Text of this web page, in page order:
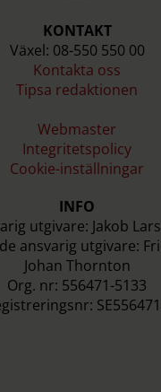
KONTAKT
Växel: 08-550 550 00
Kontakta oss
Tipsa redaktionen
Webmaster
Integritetspolicy
Cookie-inställningar
INFO
utgivare: Jakob
ansvarig utgivare:
Johan Thornton
Org. nr: 556471-5133